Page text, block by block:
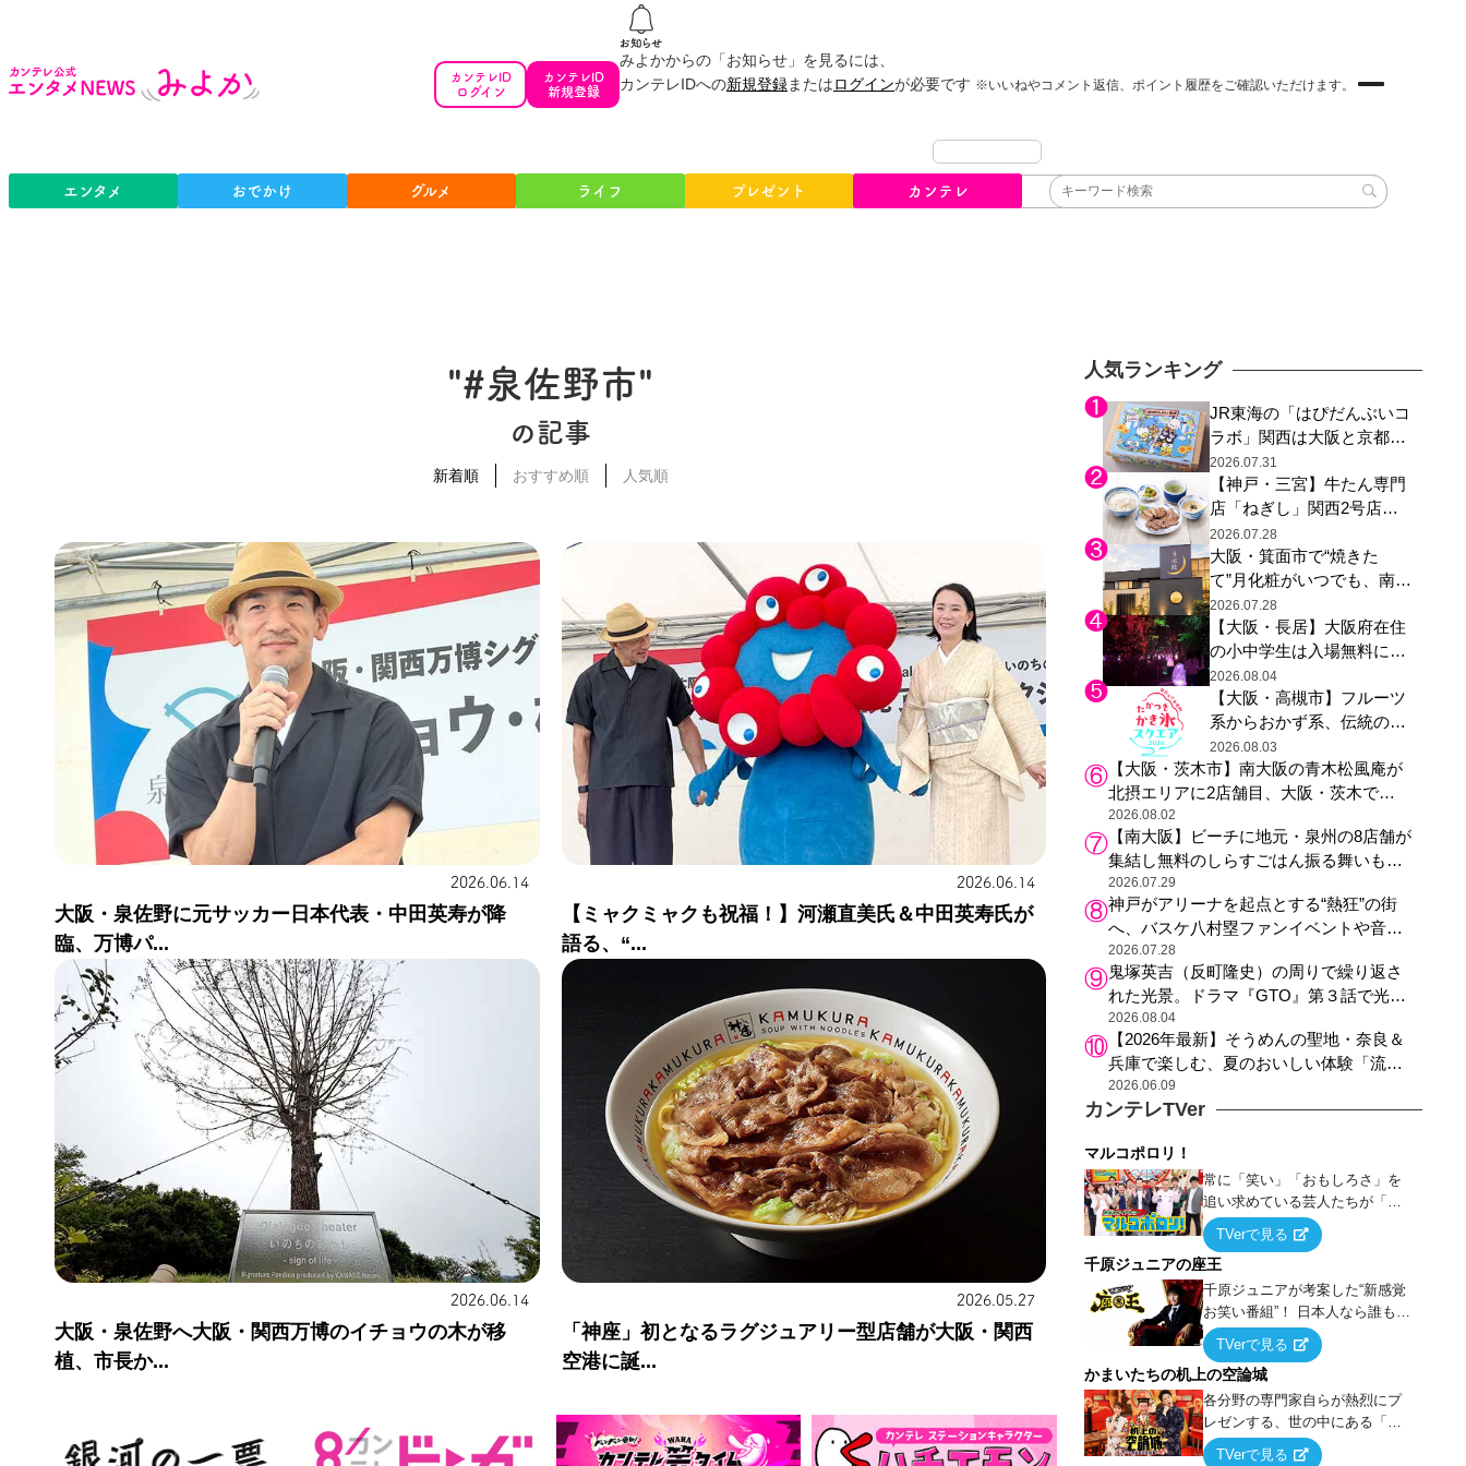
カンテレID
ログイン
カンテレID
新規登録
みよかからの「お知らせ」を見るには、
カンテレIDへの新規登録またはログインが必要です ※いいねやコメント返信、ポイント履歴をご確認いただけます。
エンタメ おでかけ グルメ ライフ プレゼント カンテレ
"#泉佐野市"
の記事
新着順 おすすめ順 人気順
2026.06.14
大阪・泉佐野に元サッカー日本代表・中田英寿が降
臨、万博パ...
2026.06.14
【ミャクミャクも祝福！】河瀬直美氏＆中田英寿氏が
語る、“...
2026.06.14
大阪・泉佐野へ大阪・関西万博のイチョウの木が移
植、市長か...
2026.05.27
「神座」初となるラグジュアリー型店舗が大阪・関西
空港に誕...
人気ランキング
JR東海の「はぴだんぶいコ
ラボ」関西は大阪と京都の
み、日焼けしたポチャッコ
らサンリオキャラが描かれ
た駅弁やグッズが登場
2026.07.31
【神戸・三宮】牛たん専門
店「ねぎし」関西2号店が
登場、ファンら「8月が待
ち遠しい」と早くから注目
2026.07.28
大阪・箕面市で“焼きた
て”月化粧がいつでも、南大
阪の青木松風庵が北摂エリ
アに初進出
2026.07.28
【大阪・長居】大阪府在住
の小中学生は入場無料に、
チームラボが「夏休みの自
由研究の課題に」と「ボタ
ニカルガーデン 大阪」へ招
待
2026.08.04
【大阪・高槻市】フルーツ
系からおかず系、伝統の天
然氷まで人気店が集結、高
槻阪急スクエアで「かき
氷」祭り
2026.08.03
【大阪・茨木市】南大阪の青木松風庵が
北摂エリアに2店舗目、大阪・茨木で
も“焼きたて”の月化粧が食べられる
2026.08.02
【南大阪】ビーチに地元・泉州の8店舗が
集結し無料のしらすごはん振る舞いも、
泉南ロングパークの「海のマルシェ」が
リニューアル！
2026.07.29
神戸がアリーナを起点とする“熱狂”の街
へ、バスケ八村塁ファンイベントや音楽
フェスで三宮・ウォーターフロントを活
性化
2026.07.28
鬼塚英吉（反町隆史）の周りで繰り返さ
れた光景。ドラマ『GTO』第３話で光っ
た演出の巧みさ
2026.08.04
【2026年最新】そうめんの聖地・奈良＆
兵庫で楽しむ、夏のおいしい体験「流し
そうめん体験」おすすめ3選
2026.06.09
カンテレTVer
マルコポロリ！
常に「笑い」「おもしろさ」を
追い求めている芸人たちが「芸
能界」という大海原に漕ぎ出で
て、新たなオモシロ人間を発掘
する！
TVerで見る
千原ジュニアの座王
千原ジュニアが考案した“新感覚
お笑い番組”！ 日本人なら誰もが
馴染みのある『イス取りゲー
ム』をベースに、大喜利・ギャ
グ・モノボケ・歌…など様々な
お題で芸人がショートネタを競
い合う！
TVerで見る
かまいたちの机上の空論城
各分野の専門家自らが熱烈にプ
レゼンする、世の中にある「試
したことはないが、やってみた
TVerで見る